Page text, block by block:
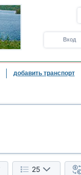
Вход
добавить транспорт
25